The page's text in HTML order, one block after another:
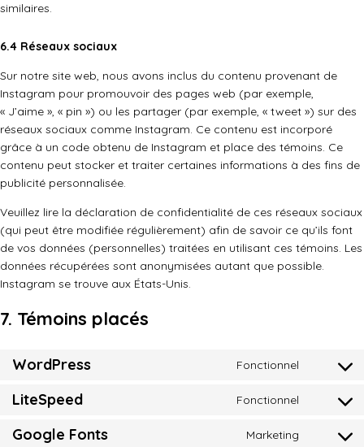
similaires.
6.4 Réseaux sociaux
Sur notre site web, nous avons inclus du contenu provenant de
Instagram pour promouvoir des pages web (par exemple,
« J’aime », « pin ») ou les partager (par exemple, « tweet ») sur des
réseaux sociaux comme Instagram. Ce contenu est incorporé
grâce à un code obtenu de Instagram et place des témoins. Ce
contenu peut stocker et traiter certaines informations à des fins de
publicité personnalisée.
Veuillez lire la déclaration de confidentialité de ces réseaux sociaux
(qui peut être modifiée régulièrement) afin de savoir ce qu’ils font
de vos données (personnelles) traitées en utilisant ces témoins. Les
données récupérées sont anonymisées autant que possible.
Instagram se trouve aux États-Unis.
7. Témoins placés
WordPress Fonctionnel
Consent
service
LiteSpeed Fonctionnel
Consent
service
Google Fonts Marketing
Consent